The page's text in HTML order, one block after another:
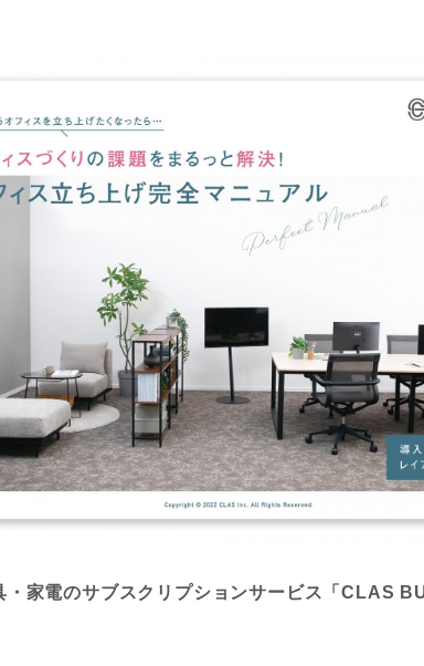
・家電のサブスクリプションサービス「CLAS